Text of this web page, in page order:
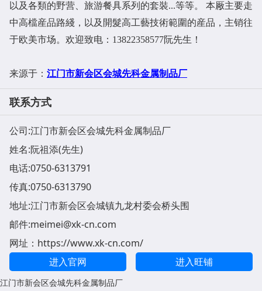
以及各類的野营、旅游餐具系列的套裝...等等。 本厰主要走
中高檔産品路綫，以及開髮高工藝技術範圍的産品，主销往
于欧美市场。欢迎致电：13822358577阮先生！
来源于： 江门市新会区会城先科金属制品厂
联系方式
公司:江门市新会区会城先科金属制品厂
姓名:阮祖添(先生)
电话:0750-6313791
传真:0750-6313790
地址:江门市新会区会城镇九龙村委会桥头围
邮件:meimei@xk-cn.com
网址： https://www.xk-cn.com/
进入官网
进入旺铺
江门市新会区会城先科金属制品厂